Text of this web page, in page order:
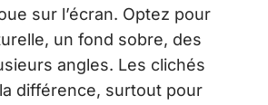
sur l’écran. Optez pour
un fond sobre, des
angles. Les clichés
différence, surtout pour